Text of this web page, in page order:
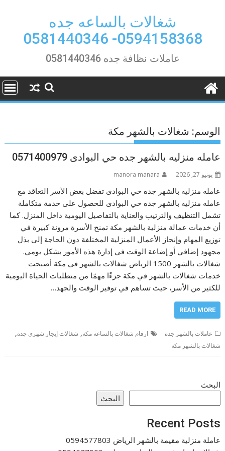
شغالات بالساعه جده
0594158368- 0581440346
عاملات نظافة جده 0581440346
الوسم: شغالات بالشهر مكة
عامله منزليه بالشهر جده حي البوادى 0571400979
يونيو 27, 2026 manora manara
عامله منزليه بالشهر جده حي البوادى تفضل بعض الأسر التعاقد مع
عامله منزليه بالشهر جده حي البوادى للحصول على خدمة متكاملة
تشمل التنظيف والترتيب والعناية بالتفاصيل اليومية داخل المنزل. كما
أن خدمات عمالة منزلية بالشهر مكة تمنح الأسرة مرونة كبيرة في
توزيع المهام وإنجاز الأعمال المنزلية المختلفة دون الحاجة إلى بذل
مجهود إضافي أو إضاعة الوقت في إدارة هذه الأمور بشكل يومي.
شغالات بالشهر 1500 الرياض شغالات بالشهر في مكة أصبحت
خدمات شغالات بالشهر في مكة جزءًا مهمًا من متطلبات الحياة اليومية
للكثير من الأسر، حيث تساهم في توفير الوقت والجهد…
READ MORE
عاملات بالشهر جدة ارقام شغالات بالساعه مكة, شغالات إيجار شهري جدة,
شغالات بالشهر مكة
البحث
البحث
Recent Posts
عاملة منزلية مقيمة بالشهر الرياض 0594577803